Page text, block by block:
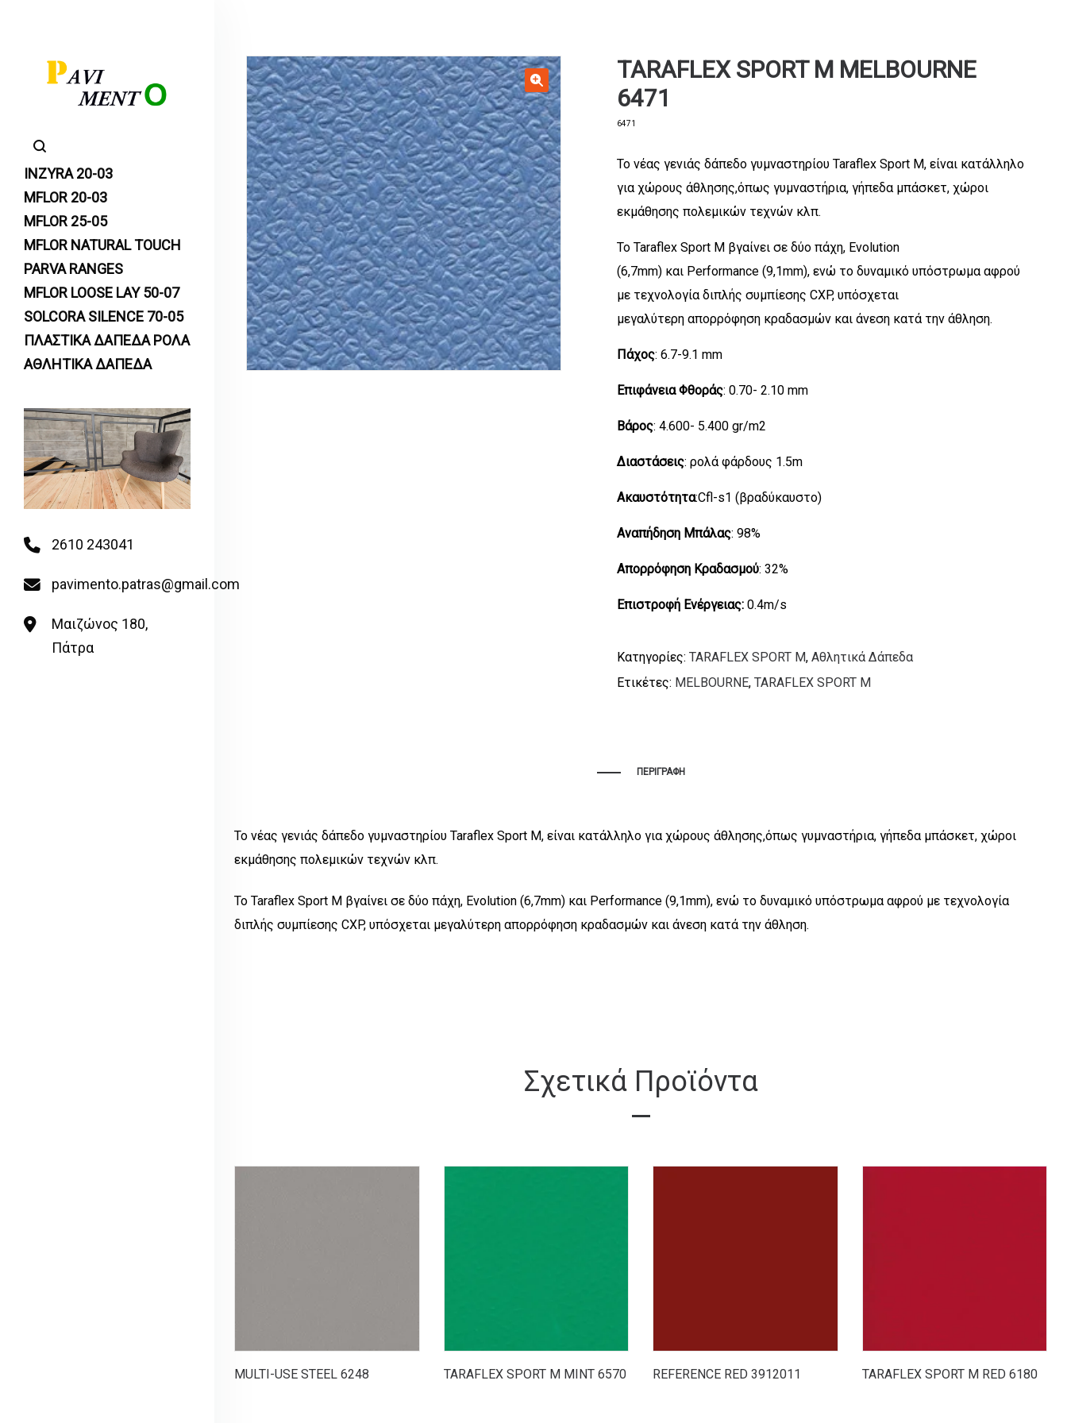
INZYRA 20-03
MFLOR 20-03
MFLOR 25-05
MFLOR NATURAL TOUCH
PARVA RANGES
MFLOR LOOSE LAY 50-07
SOLCORA SILENCE 70-05
ΠΛΑΣΤΙΚΑ ΔΑΠΕΔΑ ΡΟΛΑ
ΑΘΛΗΤΙΚΑ ΔΑΠΕΔΑ
2610 243041
pavimento.patras@gmail.com
Μαιζώνος 180,
Πάτρα
TARAFLEX SPORT M MELBOURNE
6471
6471
Το νέας γενιάς δάπεδο γυμναστηρίου Taraflex Sport M, είναι κατάλληλο
για χώρους άθλησης,όπως γυμναστήρια, γήπεδα μπάσκετ, χώροι
εκμάθησης πολεμικών τεχνών κλπ.
Το Taraflex Sport M βγαίνει σε δύο πάχη, Evolution
(6,7mm) και Performance (9,1mm), ενώ το δυναμικό υπόστρωμα αφρού
με τεχνολογία διπλής συμπίεσης CXP, υπόσχεται
μεγαλύτερη απορρόφηση κραδασμών και άνεση κατά την άθληση.
Πάχος: 6.7-9.1 mm
Επιφάνεια Φθοράς: 0.70- 2.10 mm
Βάρος: 4.600- 5.400 gr/m2
Διαστάσεις: ρολά φάρδους 1.5m
Ακαυστότητα:Cfl-s1 (βραδύκαυστο)
Αναπήδηση Μπάλας: 98%
Απορρόφηση Κραδασμού: 32%
Επιστροφή Ενέργειας: 0.4m/s
Κατηγορίες: TARAFLEX SPORT M, Αθλητικά Δάπεδα
Ετικέτες: MELBOURNE, TARAFLEX SPORT M
ΠΕΡΙΓΡΑΦΉ
Το νέας γενιάς δάπεδο γυμναστηρίου Taraflex Sport M, είναι κατάλληλο για χώρους άθλησης,όπως γυμναστήρια, γήπεδα μπάσκετ, χώροι
εκμάθησης πολεμικών τεχνών κλπ.
Το Taraflex Sport M βγαίνει σε δύο πάχη, Evolution (6,7mm) και Performance (9,1mm), ενώ το δυναμικό υπόστρωμα αφρού με τεχνολογία
διπλής συμπίεσης CXP, υπόσχεται μεγαλύτερη απορρόφηση κραδασμών και άνεση κατά την άθληση.
Σχετικά Προϊόντα
MULTI-USE STEEL 6248 TARAFLEX SPORT M MINT 6570 REFERENCE RED 3912011 TARAFLEX SPORT M RED 6180